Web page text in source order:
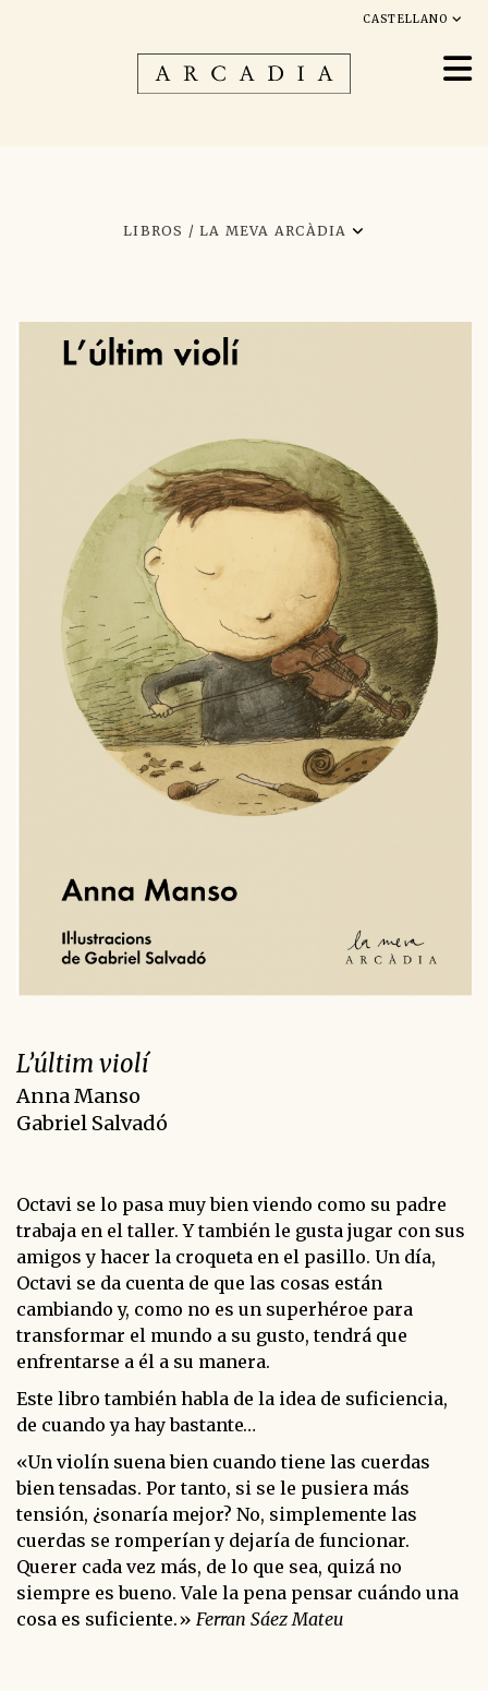
CASTELLANO
LIBROS / LA MEVA ARCÀDIA
L’últim violí
Anna Manso
Gabriel Salvadó
Octavi se lo pasa muy bien viendo como su padre
trabaja en el taller. Y también le gusta jugar con sus
amigos y hacer la croqueta en el pasillo. Un día,
Octavi se da cuenta de que las cosas están
cambiando y, como no es un superhéroe para
transformar el mundo a su gusto, tendrá que
enfrentarse a él a su manera.
Este libro también habla de la idea de suficiencia,
de cuando ya hay bastante…
«Un violín suena bien cuando tiene las cuerdas
bien tensadas. Por tanto, si se le pusiera más
tensión, ¿sonaría mejor? No, simplemente las
cuerdas se romperían y dejaría de funcionar.
Querer cada vez más, de lo que sea, quizá no
siempre es bueno. Vale la pena pensar cuándo una
cosa es suficiente.» Ferran Sáez Mateu